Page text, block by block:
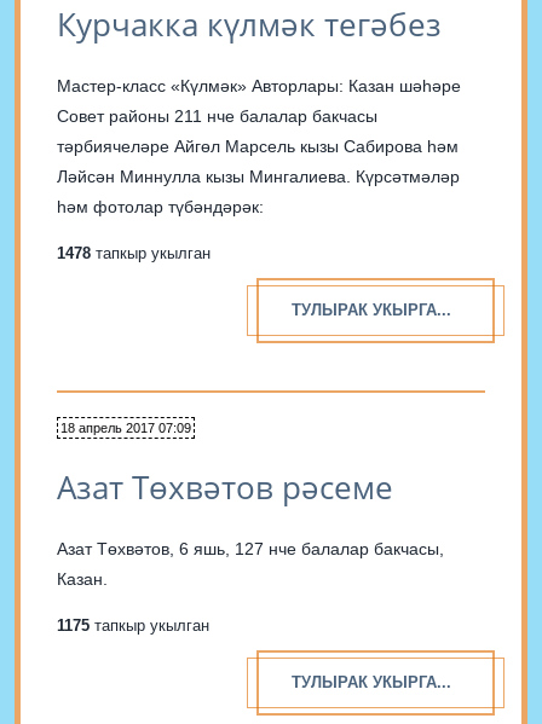
Курчакка күлмәк тегәбез
Мастер-класс «Күлмәк» Авторлары: Казан шәһәре
Совет районы 211 нче балалар бакчасы
тәрбиячеләре Айгөл Марсель кызы Сабирова hәм
Ләйсән Миннулла кызы Мингалиева. Күрсәтмәләр
һәм фотолар түбәндәрәк:
1478 тапкыр укылган
ТУЛЫРАК УКЫРГА...
18 апрель 2017 07:09
Азат Төхвәтов рәсеме
Азат Төхвәтов, 6 яшь, 127 нче балалар бакчасы,
Казан.
1175 тапкыр укылган
ТУЛЫРАК УКЫРГА...